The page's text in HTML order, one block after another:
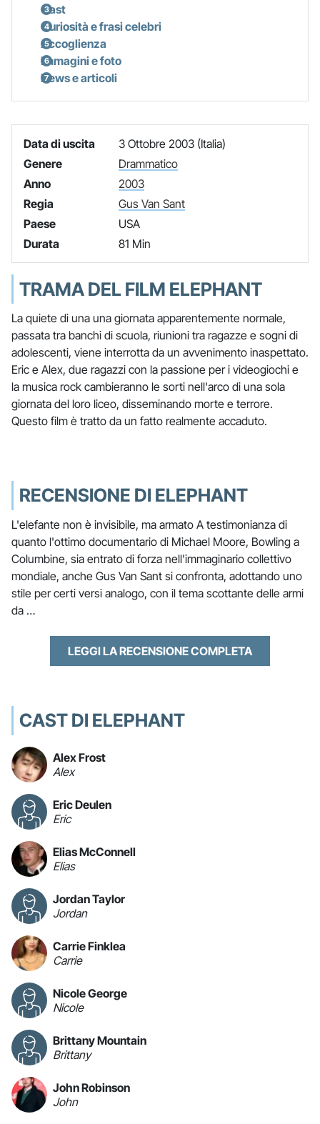
Cast
Curiosità e frasi celebri
Accoglienza
Immagini e foto
News e articoli
Data di uscita
3 Ottobre 2003 (Italia)
Genere
Drammatico
Anno
2003
Regia
Gus Van Sant
Paese
USA
Durata
81 Min
TRAMA DEL FILM ELEPHANT
La quiete di una una giornata apparentemente normale,
passata tra banchi di scuola, riunioni tra ragazze e sogni di
adolescenti, viene interrotta da un avvenimento inaspettato.
Eric e Alex, due ragazzi con la passione per i videogiochi e
la musica rock cambieranno le sorti nell'arco di una sola
giornata del loro liceo, disseminando morte e terrore.
Questo film è tratto da un fatto realmente accaduto.
RECENSIONE DI ELEPHANT
L'elefante non è invisibile, ma armato A testimonianza di
quanto l'ottimo documentario di Michael Moore, Bowling a
Columbine, sia entrato di forza nell'immaginario collettivo
mondiale, anche Gus Van Sant si confronta, adottando uno
stile per certi versi analogo, con il tema scottante delle armi
da …
LEGGI LA RECENSIONE COMPLETA
CAST DI ELEPHANT
Alex Frost
Alex
Eric Deulen
Eric
Elias McConnell
Elias
Jordan Taylor
Jordan
Carrie Finklea
Carrie
Nicole George
Nicole
Brittany Mountain
Brittany
John Robinson
John